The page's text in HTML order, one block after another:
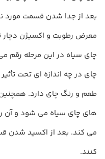
بعد از جدا شدن قسمت مورد
معرض رطوبت و اکسیژن دچار
چای سیاه در این مرحله رقم
چای در چه اندازه ای تحت
طعم و رنگ چای دارد.
های چای سیاه می شود و آن
می کند. بعد از اکسید شدن
کنند.